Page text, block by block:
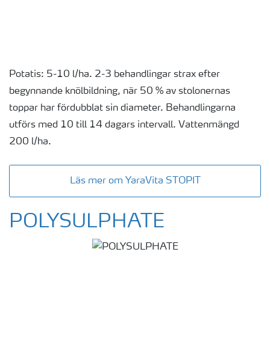
Potatis: 5-10 l/ha. 2-3 behandlingar strax efter
begynnande knölbildning, när 50 % av stolonernas
toppar har fördubblat sin diameter. Behandlingarna
utförs med 10 till 14 dagars intervall. Vattenmängd
200 l/ha.
Läs mer om YaraVita STOPIT
POLYSULPHATE